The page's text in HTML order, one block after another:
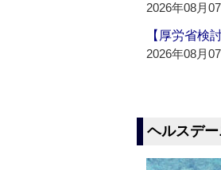
2026年08月
【厚労省検
2026年08月
ヘルスデー